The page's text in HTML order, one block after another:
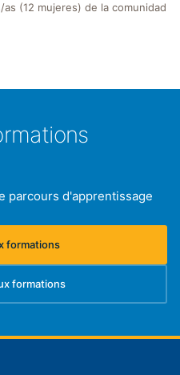
(12 mujeres) de la comunidad
parcours d'apprentissage
formations
(s'ouvre dans un nouvel onglet)
formations
(s'ouvre dans un nouvel onglet)